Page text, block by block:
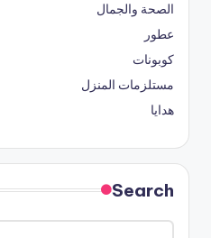
الصحة والجمال
عطور
كوبونات
مستلزمات المنزل
هدايا
Search